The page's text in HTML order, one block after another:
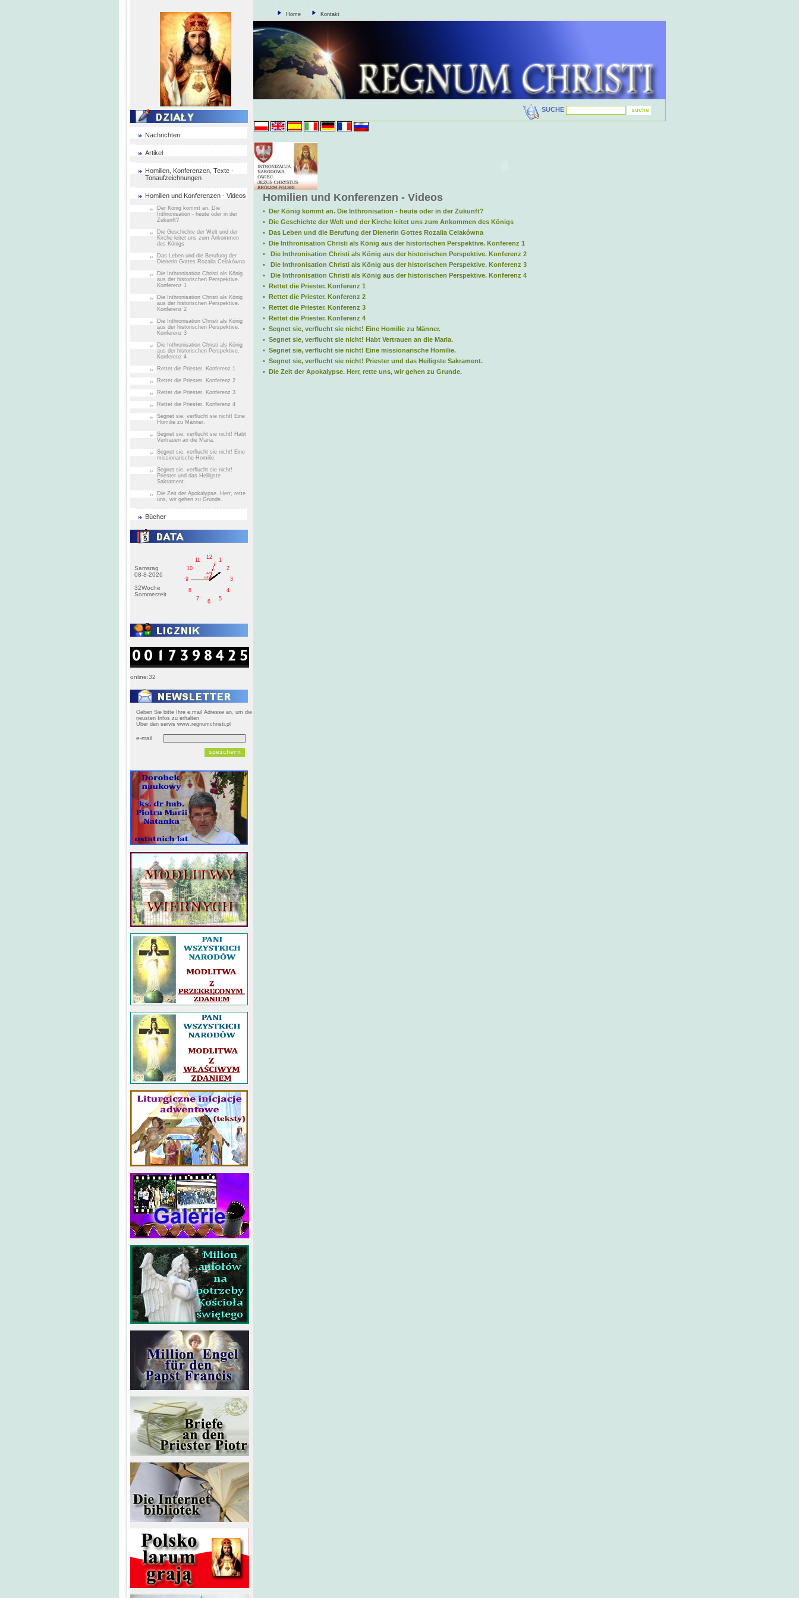
Nachrichten
Artikel
Homilien, Konferenzen, Texte -
Tonaufzeichnungen
Homilien und Konferenzen - Videos
Der König kommt an. Die
Inthronisation - heute oder in der
Zukunft?
Die Geschichte der Welt und der
Kirche leitet uns zum Ankommen
des Königs
Das Leben und die Berufung der
Dienerin Gottes Rozalia Celakówna
Die Inthronisation Christi als König
aus der historischen Perspektive.
Konferenz 1
Die Inthronisation Christi als König
aus der historischen Perspektive.
Konferenz 2
Die Inthronisation Christi als König
aus der historischen Perspektive.
Konferenz 3
Die Inthronisation Christi als König
aus der historischen Perspektive.
Konferenz 4
Rettet die Priester. Konferenz 1
Rettet die Priester. Konferenz 2
Rettet die Priester. Konferenz 3
Rettet die Priester. Konferenz 4
Segnet sie, verflucht sie nicht! Eine
Homilie zu Männer.
Segnet sie, verflucht sie nicht! Habt
Vertrauen an die Maria.
Segnet sie, verflucht sie nicht! Eine
missionarische Homilie.
Segnet sie, verflucht sie nicht!
Priester und das Heiligste
Sakrament.
Die Zeit der Apokalypse. Herr, rette
uns, wir gehen zu Grunde.
Bücher
Samsrag
08-8-2026
32Woche
Sommerzeit
1
2
3
4
5
6
7
8
9
10
11
12
AM
sobota
online:32
Geben Sie bitte Ihre e.mail Adresse an, um die
neusten Infos zu erhalten
Über den servis www.regnumchristi.pl
e-mail
Home Kontakt
SUCHE
Homilien und Konferenzen - Videos
• Der König kommt an. Die Inthronisation - heute oder in der Zukunft?
• Die Geschichte der Welt und der Kirche leitet uns zum Ankommen des Königs
• Das Leben und die Berufung der Dienerin Gottes Rozalia Celakówna
• Die Inthronisation Christi als König aus der historischen Perspektive. Konferenz 1
• Die Inthronisation Christi als König aus der historischen Perspektive. Konferenz 2
• Die Inthronisation Christi als König aus der historischen Perspektive. Konferenz 3
• Die Inthronisation Christi als König aus der historischen Perspektive. Konferenz 4
• Rettet die Priester. Konferenz 1
• Rettet die Priester. Konferenz 2
• Rettet die Priester. Konferenz 3
• Rettet die Priester. Konferenz 4
• Segnet sie, verflucht sie nicht! Eine Homilie zu Männer.
• Segnet sie, verflucht sie nicht! Habt Vertrauen an die Maria.
• Segnet sie, verflucht sie nicht! Eine missionarische Homilie.
• Segnet sie, verflucht sie nicht! Priester und das Heiligste Sakrament.
• Die Zeit der Apokalypse. Herr, rette uns, wir gehen zu Grunde.